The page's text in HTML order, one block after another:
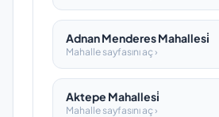
Adnan Menderes Mahallesi̇
Mahalle sayfasını aç ›
Aktepe Mahallesi̇
Mahalle sayfasını aç ›